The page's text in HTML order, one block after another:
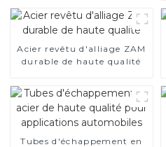
Acier revêtu d'alliage ZAM
durable de haute qualité
Tubes d'échappement en